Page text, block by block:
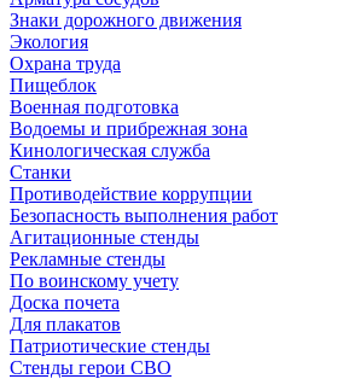
Знаки дорожного движения
Экология
Охрана труда
Пищеблок
Военная подготовка
Водоемы и прибрежная зона
Кинологическая служба
Станки
Противодействие коррупции
Безопасность выполнения работ
Агитационные стенды
Рекламные стенды
По воинскому учету
Доска почета
Для плакатов
Патриотические стенды
Стенды герои СВО